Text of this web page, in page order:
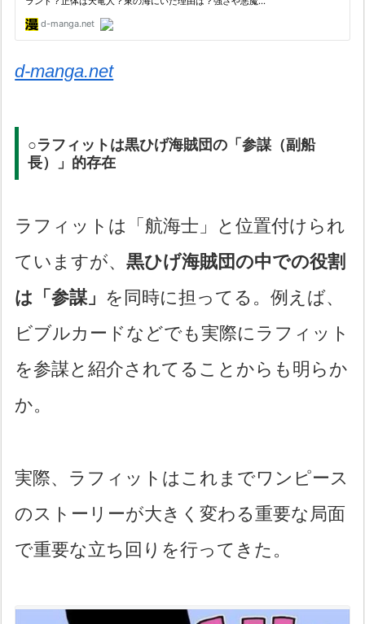
d-manga.net
○ラフィットは黒ひげ海賊団の「参謀（副船
長）」的存在
ラフィットは「航海士」と位置付けられ
ていますが、黒ひげ海賊団の中での役割
は「参謀」 を同時に担ってる。例えば、
ビブルカードなどでも実際にラフィット
を参謀と紹介されてることからも明らか
か。
実際、ラフィットはこれまでワンピース
のストーリーが大きく変わる重要な局面
で重要な立ち回りを行ってきた。